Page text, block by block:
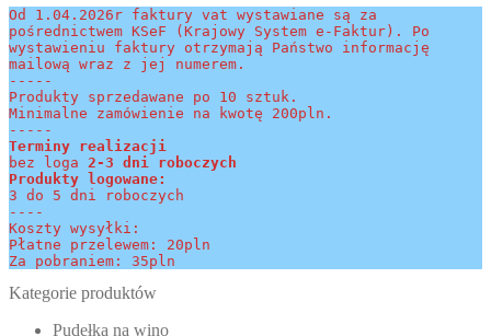
Od 1.04.2026r faktury vat wystawiane są za
pośrednictwem KSeF (Krajowy System e-Faktur). Po
wystawieniu faktury otrzymają Państwo informację
mailową wraz z jej numerem.
-----
Produkty sprzedawane po 10 sztuk.
Minimalne zamówienie na kwotę 200pln.
-----
Terminy realizacji
bez loga 2-3 dni roboczych
Produkty logowane:
3 do 5 dni roboczych
----
Koszty wysyłki:
Płatne przelewem: 20pln
Za pobraniem: 35pln
Kategorie produktów
Pudełka na wino